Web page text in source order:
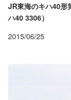
JR東海のキハ40形
ハ40 3306）
2015/06/25